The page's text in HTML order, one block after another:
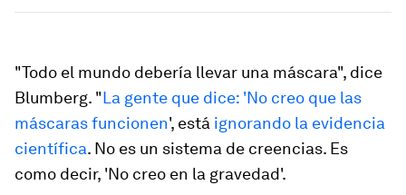
"Todo el mundo debería llevar una máscara", dice
Blumberg. "La gente que dice: 'No creo que las
máscaras funcionen', está ignorando la evidencia
científica. No es un sistema de creencias. Es
como decir, 'No creo en la gravedad'.